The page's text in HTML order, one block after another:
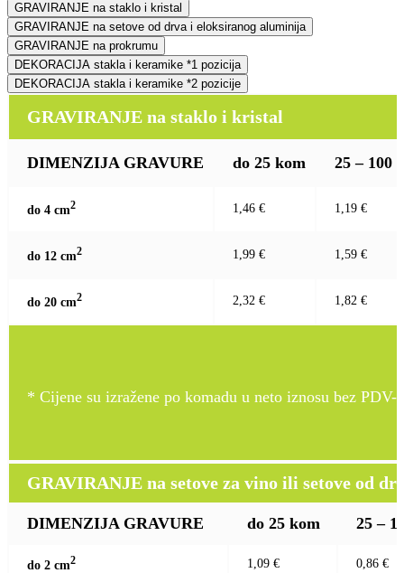
GRAVIRANJE na staklo i kristal
GRAVIRANJE na setove od drva i eloksiranog aluminija
GRAVIRANJE na prokrumu
DEKORACIJA stakla i keramike *1 pozicija
DEKORACIJA stakla i keramike *2 pozicije
GRAVIRANJE na staklo i kristal
DIMENZIJA GRAVURE do 25 kom 25 – 100
do 4 cm2 1,46 € 1,19 €
do 12 cm2 1,99 € 1,59 €
do 20 cm2 2,32 € 1,82 €
* Cijene su izražene po komadu u neto iznosu bez PDV-
GRAVIRANJE na setove za vino ili setove od
DIMENZIJA GRAVURE do 25 kom 25 –
do 2 cm2 1,09 € 0,86 €